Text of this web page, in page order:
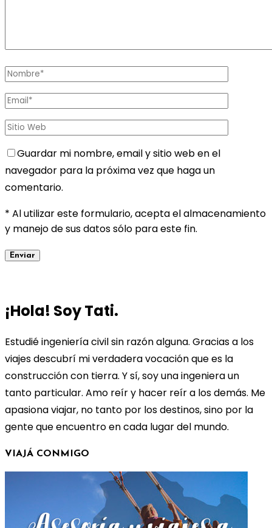
Guardar mi nombre, email y sitio web en el
navegador para la próxima vez que haga un
comentario.
* Al utilizar este formulario, acepta el almacenamiento
y manejo de sus datos sólo para este fin.
¡Hola! Soy Tati.
Estudié ingeniería civil sin razón alguna. Gracias a los
viajes descubrí mi verdadera vocación que es la
construcción con tierra. Y sí, soy una ingeniera un
tanto particular. Amo reír y hacer reír a los demás. Me
apasiona viajar, no tanto por los destinos, sino por la
gente que encuentro en cada lugar del mundo.
VIAJÁ CONMIGO